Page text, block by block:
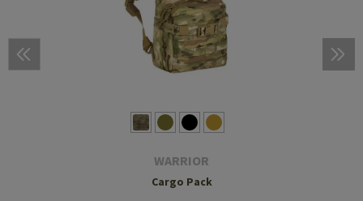
WARRIOR
Cargo Pack